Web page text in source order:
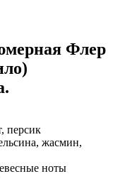
Флер
персик
жасмин,
ноты